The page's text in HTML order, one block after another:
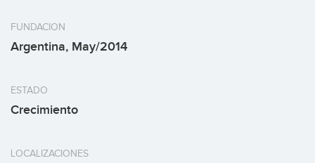
FUNDACION
Argentina, May/2014
ESTADO
Crecimiento
LOCALIZACIONES